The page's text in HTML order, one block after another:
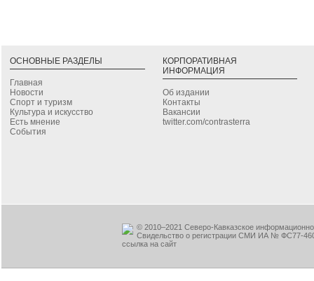
ОСНОВНЫЕ РАЗДЕЛЫ
Главная
Новости
Спорт и туризм
Культура и искусство
Есть мнение
События
КОРПОРАТИВНАЯ
ИНФОРМАЦИЯ
Об издании
Контакты
Вакансии
twitter.com/contrasterra
© 2010–2021 Северо-Кавказское
Свидельство о регистрации СМИ ИА № ФС77-
ссылка на сайт